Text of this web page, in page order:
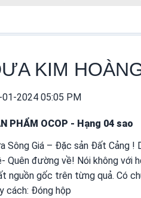
KIM
01-2024 05:05 PM
PHẨM OCOP - Hạng 04 sao
Sông Giá – Đặc sản Đất Cảng !
Quên đường về! Nói không với
nguồn gốc trên từng quả. Có
cách: Đóng hộp